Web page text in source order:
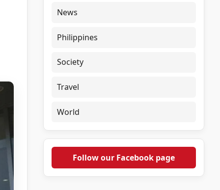
News
Philippines
Society
Travel
World
Follow our Facebook page